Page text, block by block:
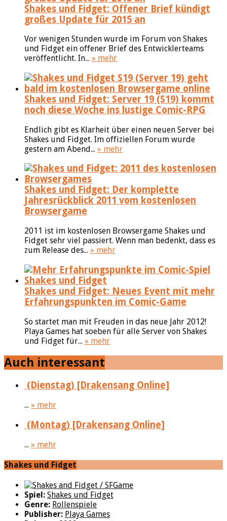
Shakes und Fidget: Offener Brief kündigt
großes Update für 2015 an
Vor wenigen Stunden wurde im Forum von Shakes
und Fidget ein offener Brief des Entwicklerteams
veröffentlicht. In... » mehr
Shakes und Fidget: Server 19 (S19) kommt
noch diese Woche ins lustige Comic-RPG
Endlich gibt es Klarheit über einen neuen Server bei
Shakes und Fidget. Im offiziellen Forum wurde
gestern am Abend... » mehr
Shakes und Fidget: Der komplette
Jahresrückblick 2011 vom kostenlosen
Browsergame
2011 ist im kostenlosen Browsergame Shakes und
Fidget sehr viel passiert. Wenn man bedenkt, dass es
zum Release des... » mehr
Shakes und Fidget: Neues Event mit mehr
Erfahrungspunkten im Comic-Game
So startet man mit Freuden in das neue Jahr 2012!
Playa Games hat soeben für alle Server von Shakes
und Fidget für... » mehr
Auch interessant
(Dienstag) [Drakensang Online]
... » mehr
(Montag) [Drakensang Online]
... » mehr
Shakes und Fidget
Spiel: Shakes und Fidget
Genre: Rollenspiele
Publisher: Playa Games